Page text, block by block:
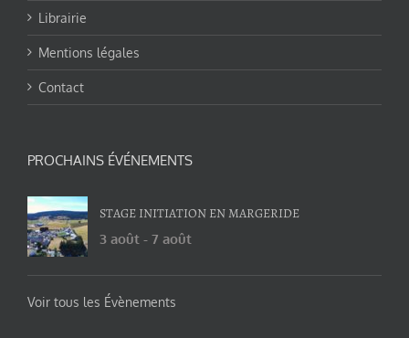
Librairie
Mentions légales
Contact
PROCHAINS ÉVÉNEMENTS
STAGE INITIATION EN MARGERIDE
3 août - 7 août
Voir tous les Évènements